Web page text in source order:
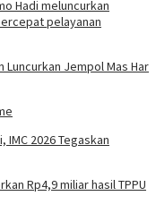
Luncurkan Jempol Mas Har
IMC 2026 Tegaskan